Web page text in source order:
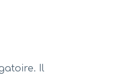
Il